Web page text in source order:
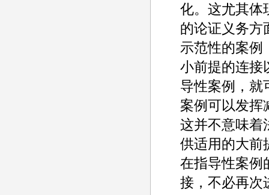
化。这尤其体
的论证义务方
示范性的案例
小前提的连接
导性案例，就
案例可以发挥
这并不意味着
供适用的大前
在指导性案例
接，不必再次